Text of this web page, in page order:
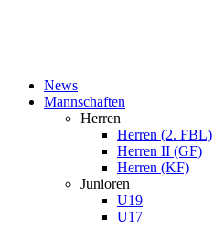
News
Mannschaften
Herren
Herren (2. FBL)
Herren II (GF)
Herren (KF)
Junioren
U19
U17